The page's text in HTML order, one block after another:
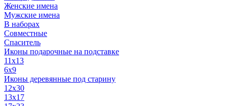
Женские имена
Мужские имена
В наборах
Совместные
Спаситель
Иконы подарочные на подставке
11x13
6x9
Иконы деревянные под старину
12х30
13x17